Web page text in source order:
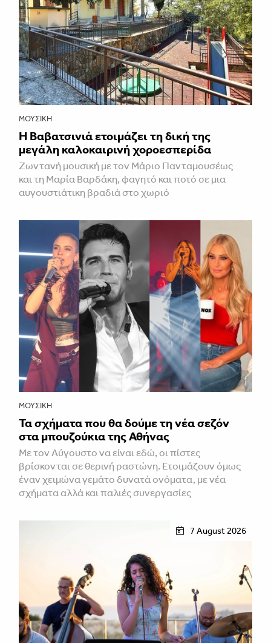
ΜΟΥΣΙΚΉ
Η Βαβατσινιά ετοιμάζει τη δική της
μεγάλη καλοκαιρινή χοροεσπερίδα
Ζωντανή μουσική με τον Μάριο Πανταμουσέως
και τη Μαρία Βαρδάκη, φαγητό και ποτό σε μια
αυγουστιάτικη βραδιά στο χωριό
ΜΟΥΣΙΚΉ
Τα σχήματα που θα δούμε τη νέα σεζόν
στα μπουζούκια της Αθήνας
Με τον Αύγουστο να είναι εδώ, οι πίστες
βρίσκονται σε θερινή ραστώνη. Ετοιμάζουν όμως
έναν χειμώνα γεμάτο δυνατά ονόματα, με νέα
σχήματα αλλά και παλιές συνεργασίες
7 August 2026